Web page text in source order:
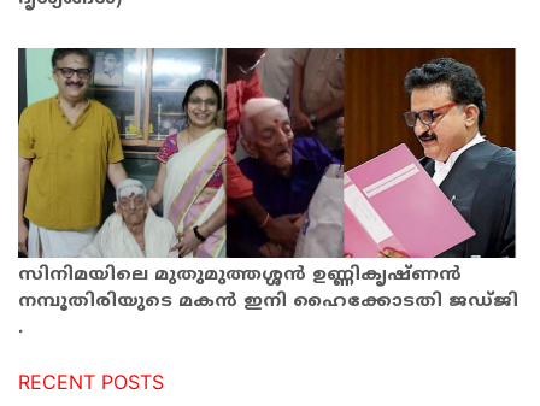
സിനിമയിലെ മുതുമുത്തശ്ശൻ ഉണ്ണികൃഷ്ണൻ
നമ്പൂതിരിയുടെ മകൻ ഇനി ഹൈക്കോടതി ജഡ്ജി
.
RECENT POSTS